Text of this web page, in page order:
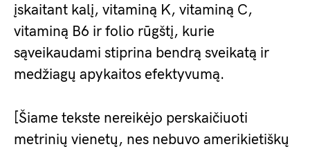
įskaitant kalį, vitaminą K, vitaminą C,
vitaminą B6 ir folio rūgštį, kurie
sąveikaudami stiprina bendrą sveikatą ir
medžiagų apykaitos efektyvumą.
[Šiame tekste nereikėjo perskaičiuoti
metrinių vienetų, nes nebuvo amerikietiškų